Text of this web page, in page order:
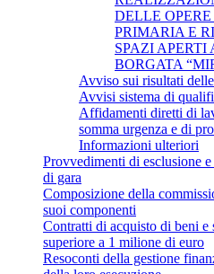
DELLE
PRIMARIA E
SPAZI
BORGATA
Avviso sui risultati
Avvisi sistema di
Affidamenti diretti di
somma urgenza e di
Informazioni ulteriori
Provvedimenti di esclusione
di gara
Composizione della
suoi componenti
Contratti di acquisto di beni
superiore a 1 milione di euro
Resoconti della gestione